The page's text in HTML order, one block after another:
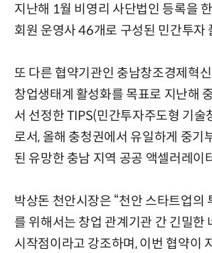
지난해 1월 비영리 사단법인 등록을
회원 운영사 46개로 구성된 민간투자
또 다른 협약기관인 충남창조경제혁
창업생태계 활성화를 목표로 지난해
서 선정한 TIPS(민간투자주도형 기술
로서, 올해 충청권에서 유일하게 중기
된 유망한 충남 지역 공공 액셀러레이
박상돈 천안시장은 “천안 스타트업의
를 위해서는 창업 관계기관 간 긴밀한
시작점이라고 강조하며, 이번 협약이